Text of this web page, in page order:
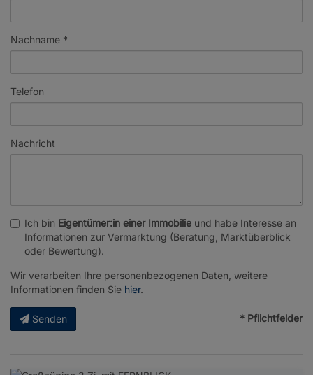
Nachname
Telefon
Nachricht
Ich bin Eigentümer:in einer Immobilie und habe Interesse an
Informationen zur Vermarktung (Beratung, Marktüberblick
oder Bewertung).
Wir verarbeiten Ihre personenbezogenen Daten, weitere
Informationen finden Sie hier.
Senden * Pflichtfelder